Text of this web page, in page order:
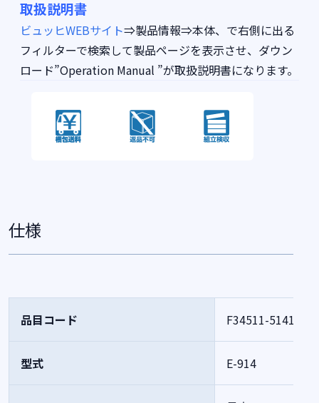
取扱説明書
ビュッヒWEBサイト⇒製品情報⇒本体、で右側に出る
フィルターで検索して製品ページを表示させ、ダウン
ロード”Operation Manual ”が取扱説明書になります。
仕様
品目コード F34511-514124
型式 E-914